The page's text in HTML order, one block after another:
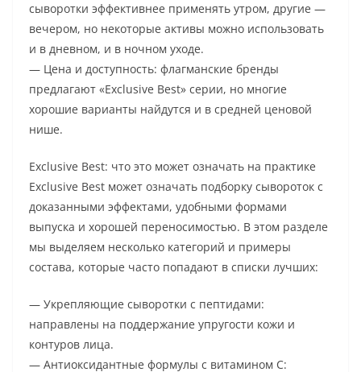
сыворотки эффективнее применять утром, другие —
вечером, но некоторые активы можно использовать
и в дневном, и в ночном уходе.
— Цена и доступность: флагманские бренды
предлагают «Exclusive Best» серии, но многие
хорошие варианты найдутся и в средней ценовой
нише.
Exclusive Best: что это может означать на практике
Exclusive Best может означать подборку сывороток с
доказанными эффектами, удобными формами
выпуска и хорошей переносимостью. В этом разделе
мы выделяем несколько категорий и примеры
состава, которые часто попадают в списки лучших:
— Укрепляющие сыворотки с пептидами:
направлены на поддержание упругости кожи и
контуров лица.
— Антиоксидантные формулы с витамином C: